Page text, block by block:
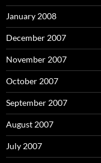
January 2008
December 2007
November 2007
October 2007
September 2007
August 2007
July 2007